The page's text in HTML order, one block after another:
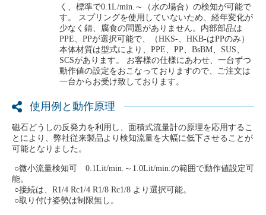
く、標準で0.1L/min.～（水の場合）の検知が可能で
す。 スプリングを使用していないため、経年変化が
少なく錆、腐食の問題がありません。内部部品は
PPE、PPが選択可能で、（HKS-、HKB-はPPのみ）
本体材質は型式により、PPE、PP、BsBM、SUS、
SCSがあります。 お客様の仕様にあわせ、一台ずつ
動作値の設定をおこなっておりますので、ご注文は
一台からお受け致しております。
使用例と動作原理
磁石どうしの反発力を利用し、面積式流量計の原理を応用するこ
とにより、弊社従来製品より検知流量を大幅に低下させることが
可能となりました。
○微小流量検知可 0.1Lit/min.～1.0Lit/min.の範囲で動作値設定可
能。
○接続は、R1/4 Rc1/4 R1/8 Rc1/8 より選択可能。
○取り付け姿勢は制限無し。